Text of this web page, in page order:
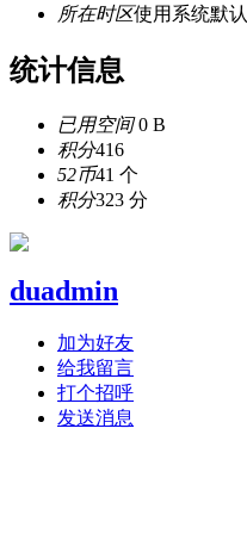
所在时区使用系统默认
统计信息
已用空间0 B
积分416
52币41 个
积分323 分
duadmin
加为好友
给我留言
打个招呼
发送消息